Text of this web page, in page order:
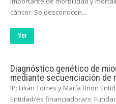
cáncer. Se desconocen…
Ver
Diagnóstico genético de
mediante secuenciación de
IP: Lilian Torres y María Brion
Entidad/es financiadora/s: